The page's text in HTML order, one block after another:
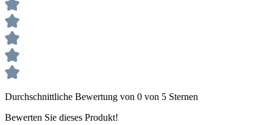
Durchschnittliche Bewertung von 0 von 5 Sternen
Bewerten Sie dieses Produkt!